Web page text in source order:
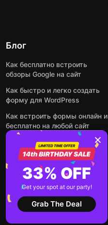
Блог
Как бесплатно встроить
обзоры Google на сайт
Как быстро и легко создать
форму для WordPress
Как встроить формы онлайн и
бесплатно на любой сайт
Как встроить ленту Instagram
на сайт
Как добавить чат-бота на
основе искусственного
интеллекта на свой сайт
Посмотреть все посты
33% OFF
Get your spot at our party!
Grab The Deal